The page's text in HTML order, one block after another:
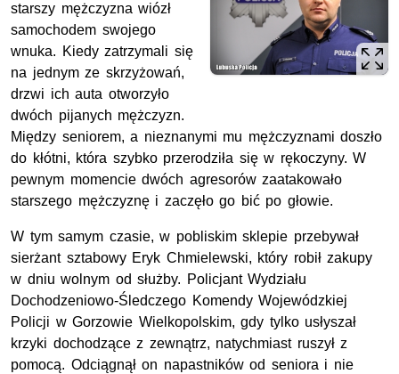
starszy mężczyzna wiózł
samochodem swojego
wnuka. Kiedy zatrzymali się
na jednym ze skrzyżowań,
drzwi ich auta otworzyło
dwóch pijanych mężczyzn.
Między seniorem, a nieznanymi mu mężczyznami doszło
do kłótni, która szybko przerodziła się w rękoczyny. W
pewnym momencie dwóch agresorów zaatakowało
starszego mężczyznę i zaczęło go bić po głowie.
W tym samym czasie, w pobliskim sklepie przebywał
sierżant sztabowy Eryk Chmielewski, który robił zakupy
w dniu wolnym od służby. Policjant Wydziału
Dochodzeniowo-Śledczego Komendy Wojewódzkiej
Policji w Gorzowie Wielkopolskim, gdy tylko usłyszał
krzyki dochodzące z zewnątrz, natychmiast ruszył z
pomocą. Odciągnął on napastników od seniora i nie